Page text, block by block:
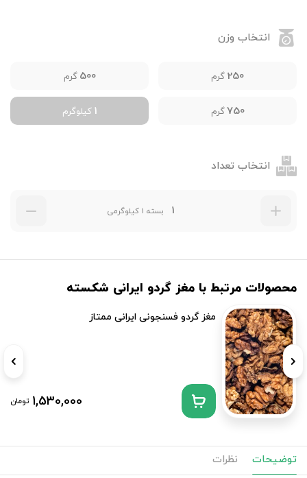
انتخاب وزن
250 گرم 500 گرم
750گرم 1 کیلوگرم
انتخاب تعداد
بسته 1 کیلوگرمی
محصولات مرتبط با مغز گردو ایرانی شکسته
مغز گردو فسنجونی ایرانی ممتاز
1,530,000 تومان
توضیحات نظرات